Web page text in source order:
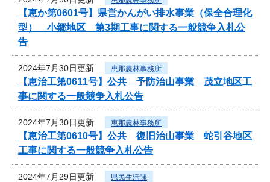
【恵か第0601号】県営かんがい排水事業（保全合理化
型） 小郷地区 第3期工事に関する一般競争入札公
告
2024年7月30日更新 恵那農林事務所
【恵治工第0611号】公共 予防治山事業 茂立地区工
事に関する一般競争入札公告
2024年7月30日更新 恵那農林事務所
【恵治工第0610号】公共 復旧治山事業 蛇引谷地区
工事に関する一般競争入札公告
2024年7月29日更新 県民生活課